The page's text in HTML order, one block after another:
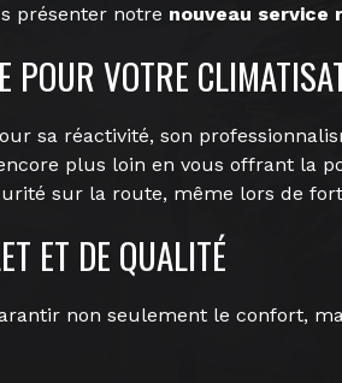
présenter notre nouveau service
POUR VOTRE
sa réactivité, son
plus loin en vous offrant la
sur la route, même lors de
ET DE QUALITÉ
non seulement le confort,